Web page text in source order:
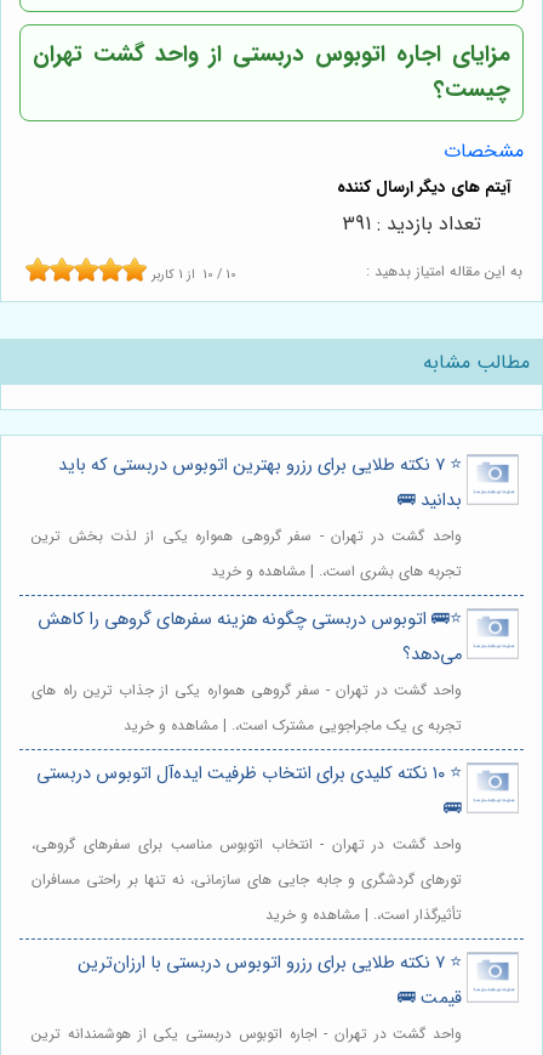
مزایای اجاره اتوبوس دربستی از واحد گشت تهران
چیست؟
مشخصات
به این مقاله امتیاز بدهید : 10 / 10 از 1 کاربر
تعداد بازدید : 391
مطالب مشابه
⭐️ ۷ نکته طلایی برای رزرو بهترین اتوبوس دربستی که باید
بدانید 🚌
واحد گشت در تهران - سفر گروهی همواره یکی از لذت بخش ترین
تجربه های بشری است،. | مشاهده و خرید
⭐️🚌 اتوبوس دربستی چگونه هزینه سفرهای گروهی را کاهش
می‌دهد؟
واحد گشت در تهران - سفر گروهی همواره یکی از جذاب ترین راه های
تجربه ی یک ماجراجویی مشترک است،. | مشاهده و خرید
⭐️ ۱۰ نکته کلیدی برای انتخاب ظرفیت ایده‌آل اتوبوس دربستی
🚌
واحد گشت در تهران - انتخاب اتوبوس مناسب برای سفرهای گروهی،
تورهای گردشگری و جابه جایی های سازمانی، نه تنها بر راحتی مسافران
تأثیرگذار است،. | مشاهده و خرید
⭐️ ۷ نکته طلایی برای رزرو اتوبوس دربستی با ارزان‌ترین
قیمت 🚌
واحد گشت در تهران - اجاره اتوبوس دربستی یکی از هوشمندانه ترین